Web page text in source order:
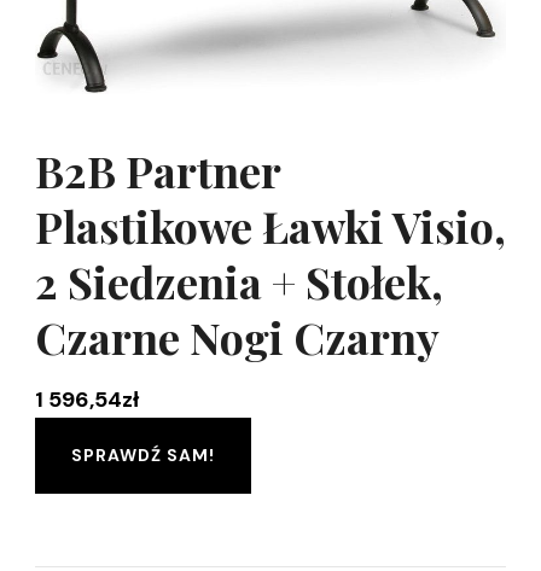
B2B Partner
Plastikowe Ławki Visio,
2 Siedzenia + Stołek,
Czarne Nogi Czarny
1 596,54zł
SPRAWDŹ SAM!